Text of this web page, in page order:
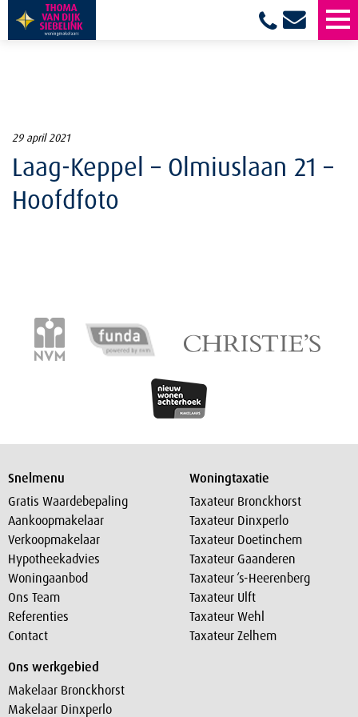
29 april 2021
Laag-Keppel – Olmiuslaan 21 –
Hoofdfoto
Snelmenu
Gratis Waardebepaling
Aankoopmakelaar
Verkoopmakelaar
Hypotheekadvies
Woningaanbod
Ons Team
Referenties
Contact
Woningtaxatie
Taxateur Bronckhorst
Taxateur Dinxperlo
Taxateur Doetinchem
Taxateur Gaanderen
Taxateur ‘s-Heerenberg
Taxateur Ulft
Taxateur Wehl
Taxateur Zelhem
Ons werkgebied
Makelaar Bronckhorst
Makelaar Dinxperlo